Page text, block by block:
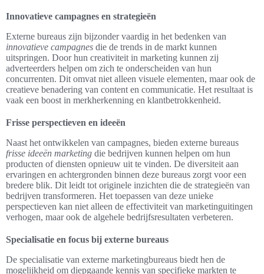
Innovatieve campagnes en strategieën
Externe bureaus zijn bijzonder vaardig in het bedenken van
innovatieve campagnes die de trends in de markt kunnen
uitspringen. Door hun creativiteit in marketing kunnen zij
adverteerders helpen om zich te onderscheiden van hun
concurrenten. Dit omvat niet alleen visuele elementen, maar ook de
creatieve benadering van content en communicatie. Het resultaat is
vaak een boost in merkherkenning en klantbetrokkenheid.
Frisse perspectieven en ideeën
Naast het ontwikkelen van campagnes, bieden externe bureaus
frisse ideeën marketing die bedrijven kunnen helpen om hun
producten of diensten opnieuw uit te vinden. De diversiteit aan
ervaringen en achtergronden binnen deze bureaus zorgt voor een
bredere blik. Dit leidt tot originele inzichten die de strategieën van
bedrijven transformeren. Het toepassen van deze unieke
perspectieven kan niet alleen de effectiviteit van marketinguitingen
verhogen, maar ook de algehele bedrijfsresultaten verbeteren.
Specialisatie en focus bij externe bureaus
De specialisatie van externe marketingbureaus biedt hen de
mogelijkheid om diepgaande kennis van specifieke markten te